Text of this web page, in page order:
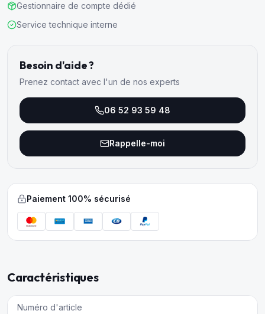
Gestionnaire de compte dédié
Service technique interne
Besoin d'aide ?
Prenez contact avec l'un de nos experts
06 52 93 59 48
Rappelle-moi
Paiement 100% sécurisé
Caractéristiques
Numéro d'article